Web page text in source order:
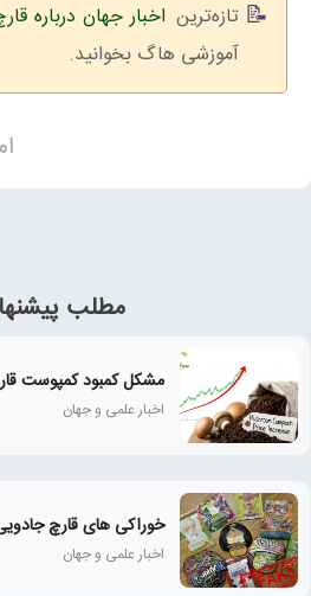
تازه‌ترین اخبار جهان درباره
آموزشی هاگ بخوانید.
مطلب
مشکل کمبود کمپوست
اخبار علمی و جهان
خوراکی های قارچ
اخبار علمی و جهان